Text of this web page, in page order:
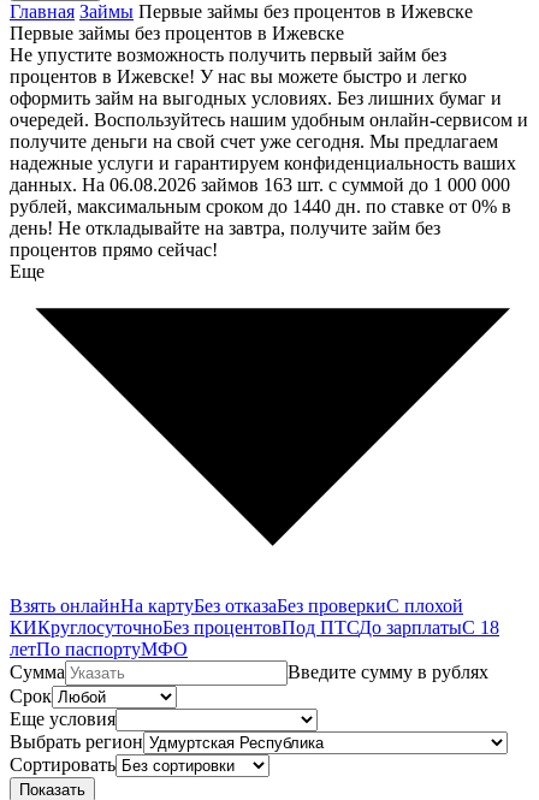
Главная Займы Первые займы без процентов в Ижевске
Первые займы без процентов в Ижевске
Не упустите возможность получить первый займ без
процентов в Ижевске! У нас вы можете быстро и легко
оформить займ на выгодных условиях. Без лишних бумаг и
очередей. Воспользуйтесь нашим удобным онлайн-сервисом и
получите деньги на свой счет уже сегодня. Мы предлагаем
надежные услуги и гарантируем конфиденциальность ваших
данных. На 06.08.2026 займов 163 шт. с суммой до 1 000 000
рублей, максимальным сроком до 1440 дн. по ставке от 0% в
день! Не откладывайте на завтра, получите займ без
процентов прямо сейчас!
Еще
Взять онлайнНа картуБез отказаБез проверкиС плохой
КИКруглосуточноБез процентовПод ПТСДо зарплатыС 18
летПо паспортуМФО
Сумма
Введите сумму в рублях
Срок
Еще условия
Выбрать регион
Сортировать
Показать